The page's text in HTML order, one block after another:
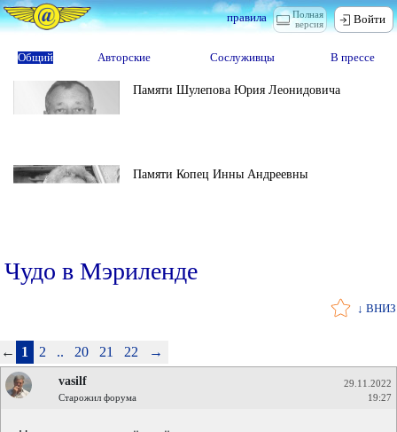
Полная
версия
правила Войти
Общий Авторские Сослуживцы В прессе
Памяти Шулепова Юрия Леонидовича
Памяти Копец Инны Андреевны
Чудо в Мэриленде
↓ ВНИЗ
← 1 2 .. 20 21 22 →
vasilf
Старожил форума
29.11.2022
19:27